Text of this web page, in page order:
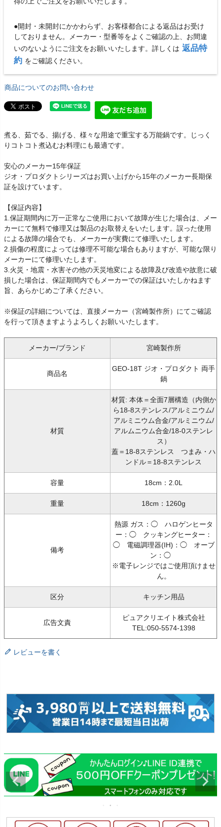
●開封・未開封にかかわらず、お客様都合による返品はお受け
しておりません。メーカー・型番等をよくご確認の上、お間違
いのないようにご注文をお願いいたします。詳しくは 返品特
約 をご確認ください。
商品についてのお問い合わせ
煮る、茹でる、揚げる、様々な用途で重宝する万能鍋です。じっく
りコトコト煮込むお料理にも最適です。
安心のメーカー15年保証
ジオ・プロダクトシリーズはお買い上げから15年のメーカー長期保
証を設けています。
【保証内容】
1.保証期間内に万一正常なご使用において故障が生じた場合は、メー
カーにて無料で修理又は製品のお取替えをいたします。誤った使用
による故障の場合でも、メーカーが実費にて修理いたします。
2.損傷の程度によっては修理不可能な場合もありますが、可能な限り
メーカーにて修理いたします。
3.火災・地震・水害その他の天災地変による故障及び改造や故意に破
損した場合は、保証期間内でもメーカーでの保証はいたしかねます
旨、あらかじめご了承ください。
※保証の詳細については、直接メーカー（宮崎製作所）にてご確認
を行って頂きますようよろしくお願いいたします。
メーカー/ブランド 宮崎製作所
商品名
GEO-18T ジオ・プロダクト 両手
鍋
材質
材質: 本体＝全面7層構造（内側か
ら18-8ステンレス/アルミニウム/
アルミニウム合金/アルミニウム/
アルムニウム合金/18-0ステンレ
ス）
蓋＝18-8ステンレス つまみ・ハ
ンドル＝18-8ステンレス
容量 18cm：2.0L
重量 18cm：1260g
備考
熱源 ガス：◯ ハロゲンヒータ
ー：◯ クッキングヒーター：
◯ 電磁調理器(IH)：◯ オーブ
ン：◯
※電子レンジではご使用頂けませ
ん。
区分 キッチン用品
広告文責
ピュアクリエイト株式会社
TEL:050-5574-1398
レビューを書く